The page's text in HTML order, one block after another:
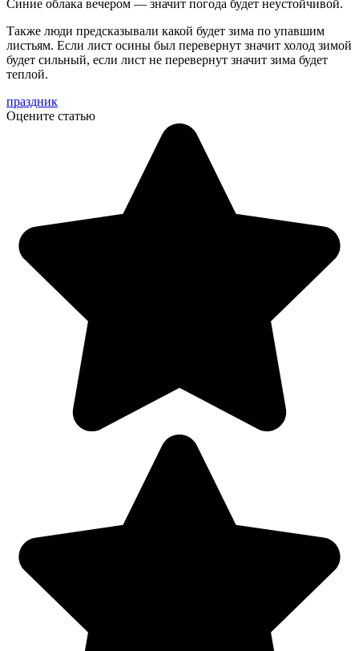
Синие облака вечером — значит погода будет неустойчивой.
Также люди предсказывали какой будет зима по упавшим
листьям. Если лист осины был перевернут значит холод зимой
будет сильный, если лист не перевернут значит зима будет
теплой.
праздник
Оцените статью